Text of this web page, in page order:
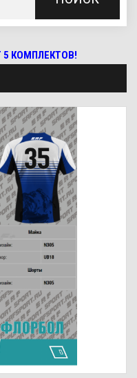
КОМПЛЕКТОВ!